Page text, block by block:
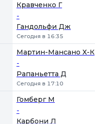
Кравченко Г
-
Гандольфи Дж
Сегодня в 16:35
Мартин-Мансано Х-К
-
Рапаньетта Д
Сегодня в 17:10
Гомберг М
-
Карбони Л